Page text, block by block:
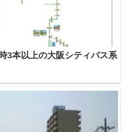
3本以上の大阪シティバス系